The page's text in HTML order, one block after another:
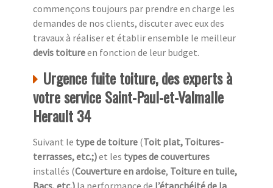
commençons toujours par prendre en charge les
demandes de nos clients, discuter avec eux des
travaux à réaliser et établir ensemble le meilleur
devis toitureen fonction de leur budget.
Urgence fuite toiture, des experts à
votre service Saint-Paul-et-Valmalle
Herault 34
Suivant le type de toiture (Toit plat, Toitures-
terrasses, etc.;)et les types de couvertures
installés (Couverture en ardoise, Toiture en tuile,